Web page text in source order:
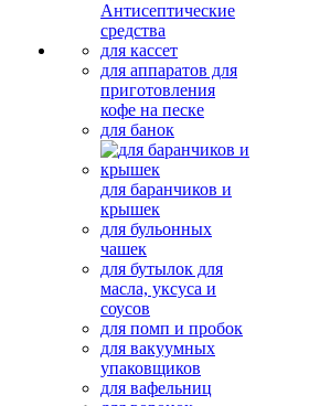
Антисептические
средства
для кассет
для аппаратов для
приготовления
кофе на песке
для банок
для баранчиков и
крышек
для бульонных
чашек
для бутылок для
масла, уксуса и
соусов
для помп и пробок
для вакуумных
упаковщиков
для вафельниц